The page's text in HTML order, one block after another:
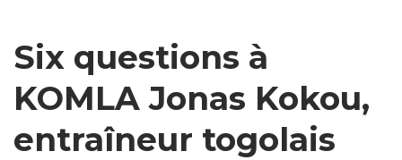
Six questions à
KOMLA Jonas Kokou,
entraîneur togolais